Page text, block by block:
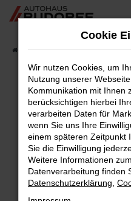
Zum
Fehler:
Beim Laden ist ein
Hier sind ein paar
Überprüfe deine
Laden andere
Cookie
Wir nutzen Cookies, um
Nutzung unserer
Kommunikation mit Ihnen
berücksichtigen hierbei
verarbeiten Daten für
wenn Sie uns Ihre
einem späteren Zeitpunkt
Sie die Einwilligung
Weitere Informationen
Datenverarbeitung finden
Datenschutzerklärung